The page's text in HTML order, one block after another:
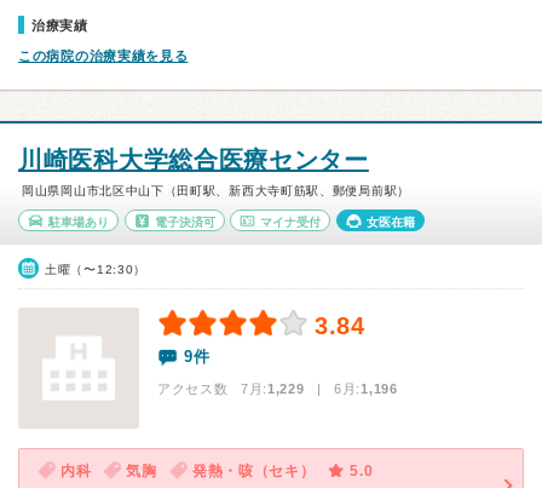
治療実績
この病院の治療実績を見る
川崎医科大学総合医療センター
岡山県岡山市北区中山下（田町駅、新西大寺町筋駅、郵便局前駅）
駐車場あり 電子決済可 マイナ受付 女医在籍
土曜（〜12:30）
3.84
9件
アクセス数 7月:1,229 | 6月:1,196
内科 気胸 発熱・咳（セキ）
5.0